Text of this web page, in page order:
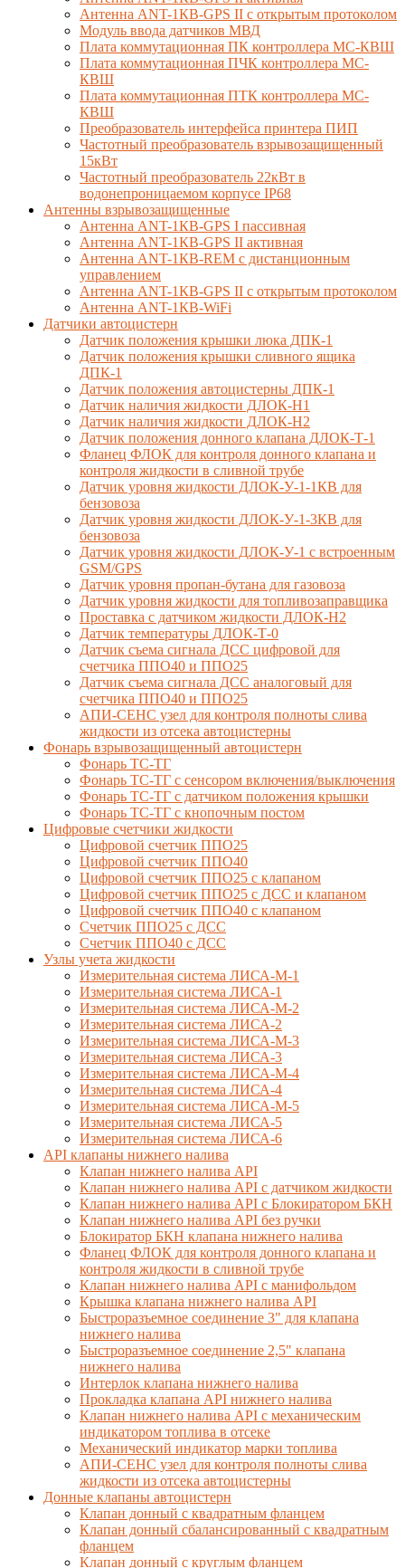
Антенна ANT-1КВ-GPS II с открытым протоколом
Модуль ввода датчиков МВД
Плата коммутационная ПК контроллера МС-КВШ
Плата коммутационная ПЧК контроллера МС-
КВШ
Плата коммутационная ПТК контроллера МС-
КВШ
Преобразователь интерфейса принтера ПИП
Частотный преобразователь взрывозащищенный
15кВт
Частотный преобразователь 22кВт в
водонепроницаемом корпусе IP68
Антенны взрывозащищенные
Антенна ANT-1КВ-GPS I пассивная
Антенна ANT-1КВ-GPS II активная
Антенна ANT-1КВ-REM c дистанционным
управлением
Антенна ANT-1КВ-GPS II с открытым протоколом
Антенна ANT-1КВ-WiFi
Датчики автоцистерн
Датчик положения крышки люка ДПК-1
Датчик положения крышки сливного ящика
ДПК-1
Датчик положения автоцистерны ДПК-1
Датчик наличия жидкости ДЛОК-Н1
Датчик наличия жидкости ДЛОК-Н2
Датчик положения донного клапана ДЛОК-Т-1
Фланец ФЛОК для контроля донного клапана и
контроля жидкости в сливной трубе
Датчик уровня жидкости ДЛОК-У-1-1КВ для
бензовоза
Датчик уровня жидкости ДЛОК-У-1-3КВ для
бензовоза
Датчик уровня жидкости ДЛОК-У-1 с встроенным
GSM/GPS
Датчик уровня пропан-бутана для газовоза
Датчик уровня жидкости для топливозаправщика
Проставка с датчиком жидкости ДЛОК-Н2
Датчик температуры ДЛОК-Т-0
Датчик съема сигнала ДСС цифровой для
счетчика ППО40 и ППО25
Датчик съема сигнала ДСС аналоговый для
счетчика ППО40 и ППО25
АПИ-СЕНС узел для контроля полноты слива
жидкости из отсека автоцистерны
Фонарь взрывозащищенный автоцистерн
Фонарь ТС-ТГ
Фонарь ТС-ТГ с сенсором включения/выключения
Фонарь ТС-ТГ с датчиком положения крышки
Фонарь ТС-ТГ с кнопочным постом
Цифровые счетчики жидкости
Цифровой счетчик ППО25
Цифровой счетчик ППО40
Цифровой счетчик ППО25 с клапаном
Цифровой счетчик ППО25 с ДСС и клапаном
Цифровой счетчик ППО40 с клапаном
Счетчик ППО25 с ДСС
Счетчик ППО40 с ДСС
Узлы учета жидкости
Измерительная система ЛИСА-М-1
Измерительная система ЛИСА-1
Измерительная система ЛИСА-М-2
Измерительная система ЛИСА-2
Измерительная система ЛИСА-М-3
Измерительная система ЛИСА-3
Измерительная система ЛИСА-М-4
Измерительная система ЛИСА-4
Измерительная система ЛИСА-М-5
Измерительная система ЛИСА-5
Измерительная система ЛИСА-6
API клапаны нижнего налива
Клапан нижнего налива API
Клапан нижнего налива API с датчиком жидкости
Клапан нижнего налива API с Блокиратором БКН
Клапан нижнего налива API без ручки
Блокиратор БКН клапана нижнего налива
Фланец ФЛОК для контроля донного клапана и
контроля жидкости в сливной трубе
Клапан нижнего налива API с манифольдом
Крышка клапана нижнего налива API
Быстроразъемное соединение 3" для клапана
нижнего налива
Быстроразъемное соединение 2,5" клапана
нижнего налива
Интерлок клапана нижнего налива
Прокладка клапана API нижнего налива
Клапан нижнего налива API с механическим
индикатором топлива в отсеке
Механический индикатор марки топлива
АПИ-СЕНС узел для контроля полноты слива
жидкости из отсека автоцистерны
Донные клапаны автоцистерн
Клапан донный с квадратным фланцем
Клапан донный сбалансированный с квадратным
фланцем
Клапан донный с круглым фланцем